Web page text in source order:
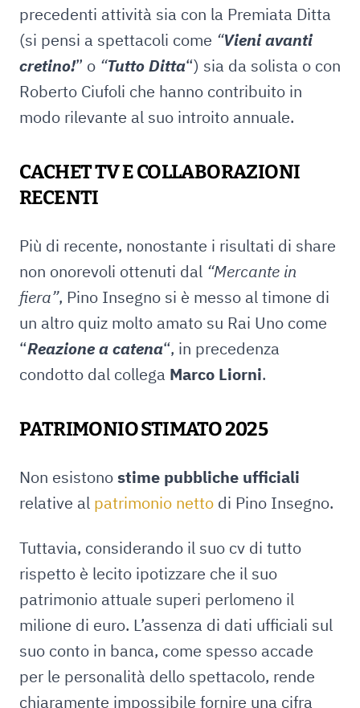
precedenti attività sia con la Premiata Ditta
(si pensi a spettacoli come “Vieni avanti
cretino!” o “Tutto Ditta“) sia da solista o con
Roberto Ciufoli che hanno contribuito in
modo rilevante al suo introito annuale.
CACHET TV E COLLABORAZIONI
RECENTI
Più di recente, nonostante i risultati di share
non onorevoli ottenuti dal “Mercante in
fiera”, Pino Insegno si è messo al timone di
un altro quiz molto amato su Rai Uno come
“Reazione a catena“, in precedenza
condotto dal collega Marco Liorni.
PATRIMONIO STIMATO 2025
Non esistonostime pubbliche ufficiali
relative al patrimonio netto di Pino Insegno.
Tuttavia, considerando il suo cv di tutto
rispetto è lecito ipotizzare che il suo
patrimonio attuale superi perlomeno il
milione di euro. L’assenza di dati ufficiali sul
suo conto in banca, come spesso accade
per le personalità dello spettacolo, rende
chiaramente impossibile fornire una cifra